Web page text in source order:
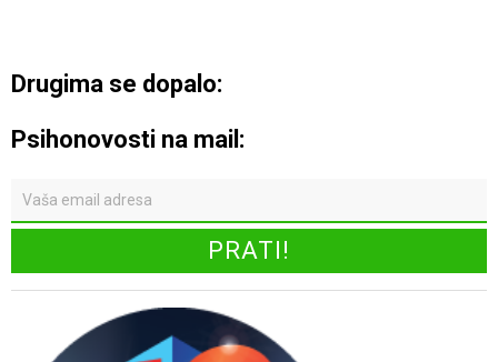
Drugima se dopalo:
Psihonovosti na mail: